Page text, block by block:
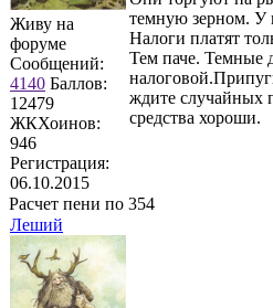
Живу на
форуме
Сообщений:
4140 Баллов:
12479
ЖКХоинов:
946
Регистрация:
06.10.2015
темную зерном. У
Налоги платят
Тем паче. Темные
ждите случайных
средства хороши.
Расчет пени по 354
Леший